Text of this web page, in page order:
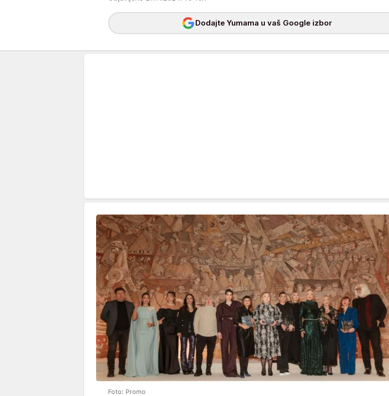
Dodajte Yumama u vaš Google izbor
Foto: Promo